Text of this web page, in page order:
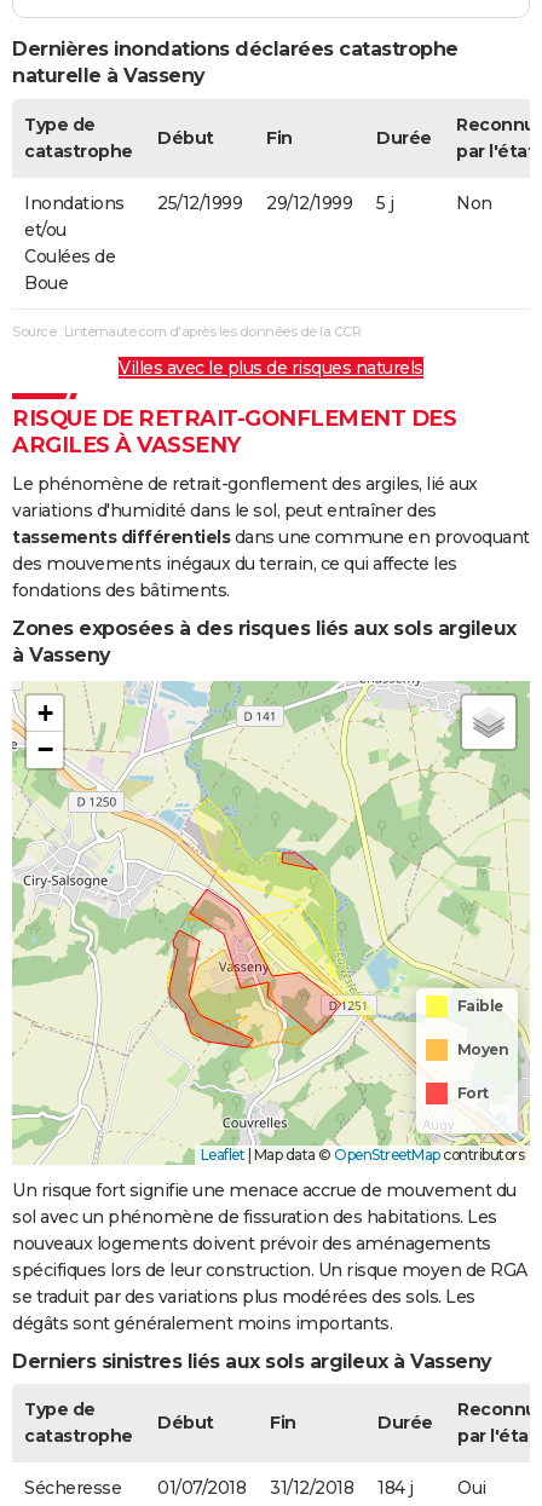
Dernières inondations déclarées catastrophe
naturelle à Vasseny
Type de
catastrophe
Début Fin Durée
par l'état
Inondations
et/ou
Coulées de
Boue
25/12/1999 29/12/1999 5 j Non
Source : Linternaute.com d'après les données de la CCR
Villes avec le plus de risques naturels
RISQUE DE RETRAIT-GONFLEMENT DES
ARGILES À VASSENY
Le phénomène de retrait-gonflement des argiles, lié aux
variations d'humidité dans le sol, peut entraîner des
tassements différentielsdans une commune en provoquant
des mouvements inégaux du terrain, ce qui affecte les
fondations des bâtiments.
Zones exposées à des risques liés aux sols argileux
à Vasseny
+
−
Faible
Moyen
Fort
Leaflet | Map data © OpenStreetMapcontributors
Un risque fort signifie une menace accrue de mouvement du
sol avec un phénomène de fissuration des habitations. Les
nouveaux logements doivent prévoir des aménagements
spécifiques lors de leur construction. Un risque moyen de RGA
se traduit par des variations plus modérées des sols. Les
dégâts sont généralement moins importants.
Derniers sinistres liés aux sols argileux à Vasseny
Type de
catastrophe
Début Fin Durée
par l'état
Sécheresse 01/07/2018 31/12/2018 184 j Oui